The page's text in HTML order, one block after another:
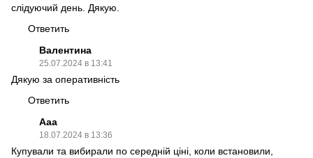
слідуючий день. Дякую.
Ответить
Валентина
25.07.2024 в 13:41
Дякую за оперативність
Ответить
Ааа
18.07.2024 в 13:36
Купували та вибирали по середній ціні, коли встановили,